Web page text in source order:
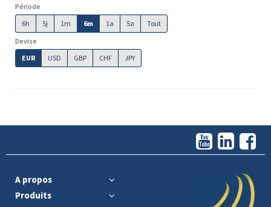
Période
6h
5j 1m 6m 1a 5a
Tout
Devise
EUR
USD GBP CHF JPY
A propos
Produits